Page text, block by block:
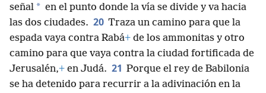
señal * en el punto donde la vía se divide y va hacia
las dos ciudades. 20 Traza un camino para que la
espada vaya contra Rabá+ de los ammonitas y otro
camino para que vaya contra la ciudad fortificada de
Jerusalén,+ en Judá. 21 Porque el rey de Babilonia
se ha detenido para recurrir a la adivinación en la